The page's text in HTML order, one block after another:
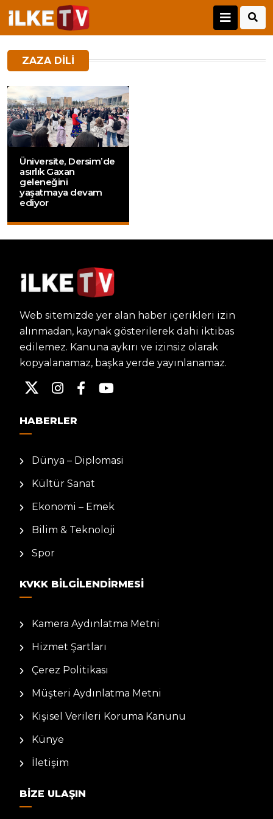
ZAZA DILI
Üniversite, Dersim’de
asırlık Gaxan
geleneğini
yaşatmaya devam
ediyor
Web sitemizde yer alan haber içerikleri izin
alınmadan, kaynak gösterilerek dahi iktibas
edilemez. Kanuna aykırı ve izinsiz olarak
kopyalanamaz, başka yerde yayınlanamaz.
HABERLER
Dünya – Diplomasi
Kültür Sanat
Ekonomi – Emek
Bilim & Teknoloji
Spor
KVKK BILGILENDIRMESI
Kamera Aydınlatma Metni
Hizmet Şartları
Çerez Politikası
Müşteri Aydınlatma Metni
Kişisel Verileri Koruma Kanunu
Künye
İletişim
BIZE ULAŞIN